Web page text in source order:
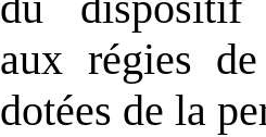
aux régies
dotées de la